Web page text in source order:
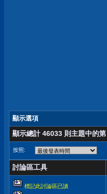
顯示選項
顯示總計 46033 則主題中的
按照:
討論區工具
標記此討論區已讀